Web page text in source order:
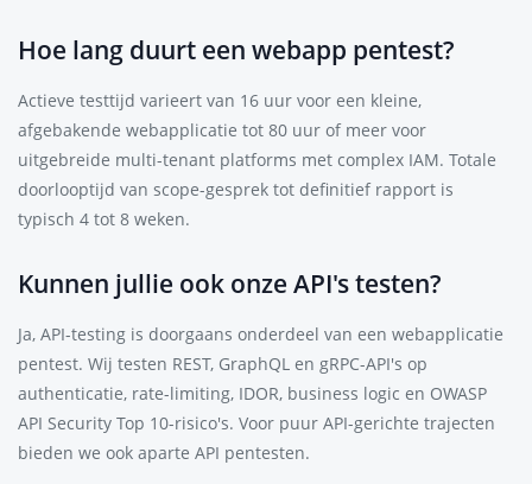
Hoe lang duurt een webapp pentest?
Actieve testtijd varieert van 16 uur voor een kleine,
afgebakende webapplicatie tot 80 uur of meer voor
uitgebreide multi-tenant platforms met complex IAM. Totale
doorlooptijd van scope-gesprek tot definitief rapport is
typisch 4 tot 8 weken.
Kunnen jullie ook onze API's testen?
Ja, API-testing is doorgaans onderdeel van een webapplicatie
pentest. Wij testen REST, GraphQL en gRPC-API's op
authenticatie, rate-limiting, IDOR, business logic en OWASP
API Security Top 10-risico's. Voor puur API-gerichte trajecten
bieden we ook aparte API pentesten.